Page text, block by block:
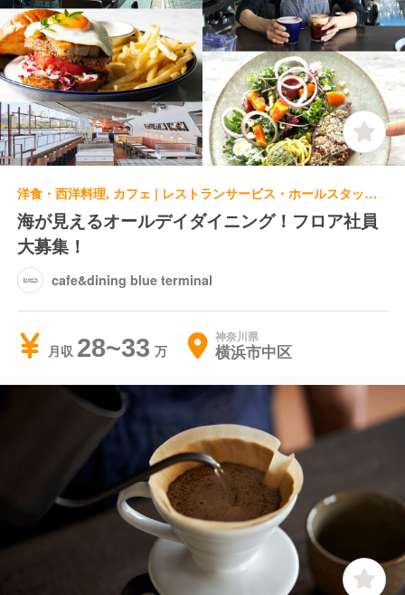
洋食・西洋料理, カフェ | レストランサービス・ホールスタッフ | cafe&dining blue terminal
海が見えるオールデイダイニング！フロア社員
大募集！
cafe&dining blue terminal
月収 28~33 神奈川県
横浜市中区